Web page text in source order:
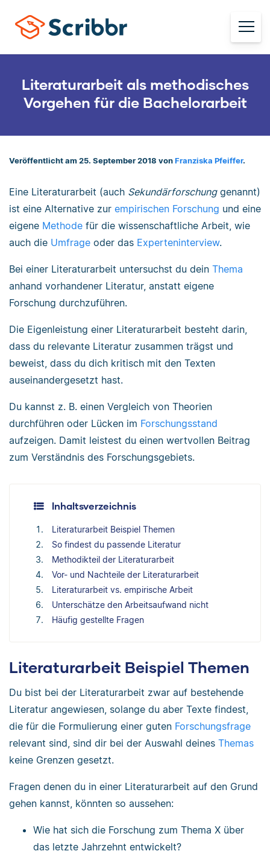
Literaturarbeit als methodisches
Vorgehen für die Bachelorarbeit
Veröffentlicht am 25. September 2018 von Franziska Pfeiffer.
Eine Literaturarbeit (auch Sekundärforschunggenannt)
ist eine Alternative zur empirischen Forschung und eine
eigene Methode für die wissenschaftliche Arbeit, wie
auch die Umfrage oder das Experteninterview.
Bei einer Literaturarbeit untersuchst du dein Thema
anhand vorhandener Literatur, anstatt eigene
Forschung durchzuführen.
Die Eigenleistung einer Literaturarbeit besteht darin,
dass du relevante Literatur zusammen trägst und
beweist, dass du dich kritisch mit den Texten
auseinandergesetzt hast.
Du kannst z. B. einen Vergleich von Theorien
durchführen oder Lücken im Forschungsstand
aufzeigen. Damit leistest du einen wertvollen Beitrag
zum Verständnis des Forschungsgebiets.
Inhaltsverzeichnis
Literaturarbeit Beispiel Themen
So findest du passende Literatur
Methodikteil der Literaturarbeit
Vor- und Nachteile der Literaturarbeit
Literaturarbeit vs. empirische Arbeit
Unterschätze den Arbeitsaufwand nicht
Häufig gestellte Fragen
Literaturarbeit Beispiel Themen
Du bist bei der Literaturarbeit zwar auf bestehende
Literatur angewiesen, solange du aber Texte findest,
die für die Formulierung einer guten Forschungsfrage
relevant sind, sind dir bei der Auswahl deines Themas
keine Grenzen gesetzt.
Fragen denen du in einer Literaturarbeit auf den Grund
gehen kannst, könnten so aussehen:
Wie hat sich die Forschung zum Thema X über
das letzte Jahrzehnt entwickelt?